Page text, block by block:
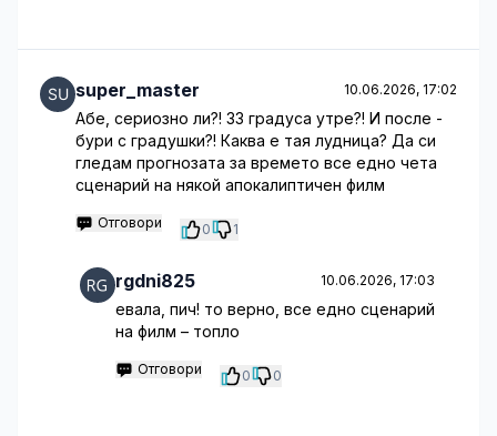
super_master 10.06.2026, 17:02
Абе, сериозно ли?! 33 градуса утре?! И после -
бури с градушки?! Каква е тая лудница? Да си
гледам прогнозата за времето все едно чета
сценарий на някой апокалиптичен филм
Отговори 0 1
rgdni825 10.06.2026, 17:03
евала, пич! то верно, все едно сценарий
на филм – топло
Отговори 0 0